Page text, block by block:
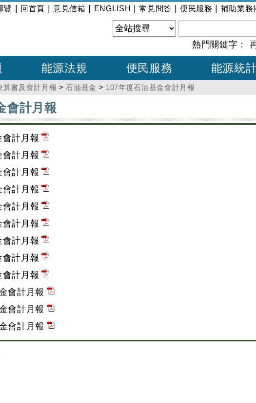
覽 回首頁 意見信箱 ENGLISH |常見問答 便民服務 補助業務
熱門關鍵字：
能源法規 便民服務 能源統
算書及會計月報 >石油基金 > 107年度石油基金會計月報
會計月報
計月報
計月報
計月報
計月報
計月報
計月報
計月報
計月報
計月報
會計月報
會計月報
會計月報